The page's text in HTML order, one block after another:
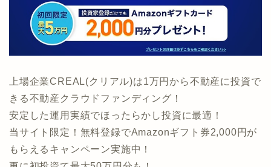
上場企業CREAL(クリアル)は1万円から不動産に投資で
きる不動産クラウドファンディング！
安定した運用実績でほったらかし投資に最適！
当サイト限定！無料登録でAmazonギフト券2,000円が
もらえるキャンペーン実施中！